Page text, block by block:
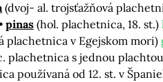
(dvoj- al. trojsťažňová
pinas (hol. plachetnica, 18. st.)
plachetnica v Egejskom mori)
plachetnica s jednou
používaná od 12. st. v